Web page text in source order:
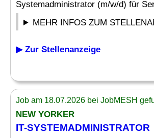
Systemadministrator (m/w/d) für
MEHR INFOS ZUM
▶ Zur Stellenanzeige
Job am 18.07.2026 bei JobMESH
NEW YORKER
IT-SYSTEMADMINISTRATOR